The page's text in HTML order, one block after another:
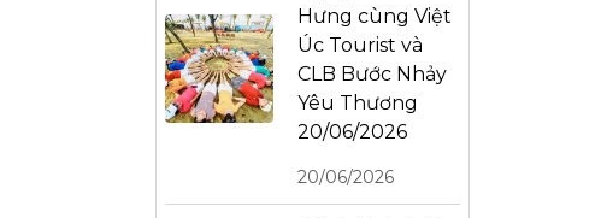
Hưng cùng Việt
Úc Tourist và
CLB Bước Nhảy
Yêu Thương
20/06/2026
20/06/2026